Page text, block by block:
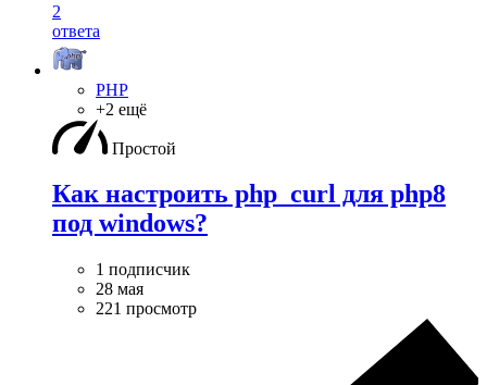
2
ответа
PHP
+2 ещё
Простой
Как настроить php_curl для php8
под windows?
1 подписчик
28 мая
221 просмотр